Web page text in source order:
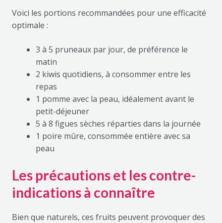
Voici les portions recommandées pour une efficacité
optimale :
3 à 5 pruneaux par jour, de préférence le
matin
2 kiwis quotidiens, à consommer entre les
repas
1 pomme avec la peau, idéalement avant le
petit-déjeuner
5 à 8 figues sèches réparties dans la journée
1 poire mûre, consommée entière avec sa
peau
Les précautions et les contre-
indications à connaître
Bien que naturels, ces fruits peuvent provoquer des